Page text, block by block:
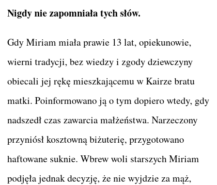
Nigdy nie zapomniała tych słów.
Gdy Miriam miała prawie 13 lat, opiekunowie,
wierni tradycji, bez wiedzy i zgody dziewczyny
obiecali jej rękę mieszkającemu w Kairze bratu
matki. Poinformowano ją o tym dopiero wtedy, gdy
nadszedł czas zawarcia małżeństwa. Narzeczony
przyniósł kosztowną biżuterię, przygotowano
haftowane suknie. Wbrew woli starszych Miriam
podjęła jednak decyzję, że nie wyjdzie za mąż,